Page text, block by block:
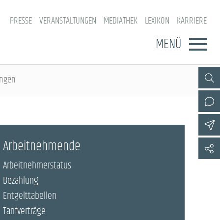
PRESSE VERANSTALTUNGEN MEDIATHEK LEXIKON KARRIERE
MENÜ
Arbeitnehmende
Arbeitnehmerstatus
Bezahlung
Entgelttabellen
Tarifverträge